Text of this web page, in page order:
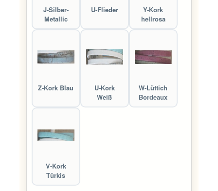
J-Silber-
Metallic
U-Flieder
Y-Kork
hellrosa
Z-Kork Blau
U-Kork
Weiß
W-Lüttich
Bordeaux
V-Kork
Türkis